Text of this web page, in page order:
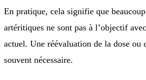
En pratique, cela signifie que
artéritiques ne sont pas à l’objectif
actuel. Une réévaluation de la dose ou
souvent nécessaire.